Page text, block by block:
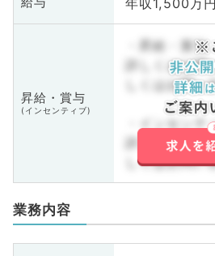
昇給・賞与
(インセンティブ)
・昇給・賞与
詳しくはお問
しくはお問い
・インセンテ
詳しくはお問
しくはお問
業務内容